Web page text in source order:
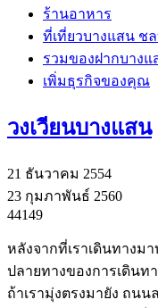
ร้านอาหาร
ที่เที่ยวบางแสน ช
รวมของฝากบางแ
เพิ่มธุรกิจของคุณ
วงเวียนบางแสน
21 ธันวาคม 2554
23 กุมภาพันธ์ 2560
44149
หลังจากที่เราเดินทางม
ปลายทางของการเดินท
ถ้าเรามุ่งตรงมายัง ถน